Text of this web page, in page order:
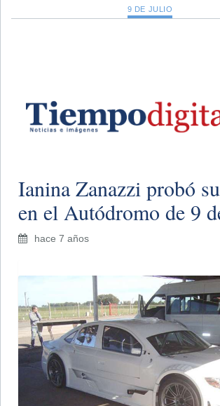
9 DE JULIO
Ianina Zanazzi probó
en el Autódromo de 9
hace 7 años